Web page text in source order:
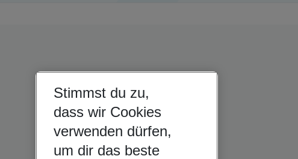
Stimmst du zu,
dass wir Cookies
verwenden dürfen,
um dir das beste